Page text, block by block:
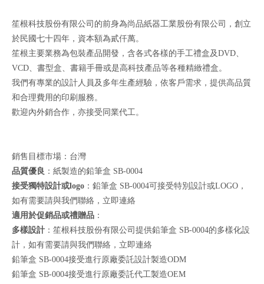
笙根科技股份有限公司的前身為尚品紙器工業股份有限公司，創立
於民國七十四年，資本額為貳仟萬。
笙根主要業務為包裝產品開發，含各式各樣的手工禮盒及DVD、
VCD、書型盒、書籍手冊或是高科技產品等各種精緻禮盒。
我們有專業的設計人員及多年生產經驗，依客戶需求，提供高品質
和合理費用的印刷服務。
歡迎內外銷合作，亦接受同業代工。
銷售目標市場：台灣
品質優良 ：紙製造的鉛筆盒 SB-0004
接受獨特設計或logo ：鉛筆盒 SB-0004可接受特別設計或LOGO，
如有需要請與我們聯絡， 立即連絡
適用於促銷品或禮贈品 ：
多樣設計 ：笙根科技股份有限公司提供鉛筆盒 SB-0004的多樣化設
計，如有需要請與我們聯絡， 立即連絡
鉛筆盒 SB-0004接受進行原廠委託設計製造ODM
鉛筆盒 SB-0004接受進行原廠委託代工製造OEM